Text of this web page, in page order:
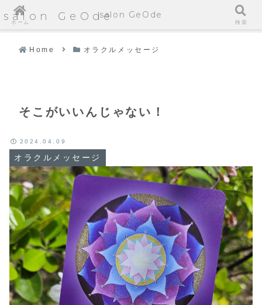
salon GeOde
Home オラクルメッセージ
そこがいいんじゃない！
オラクルメッセージ
2024.04.09
ホーム
salon GeOde
検索